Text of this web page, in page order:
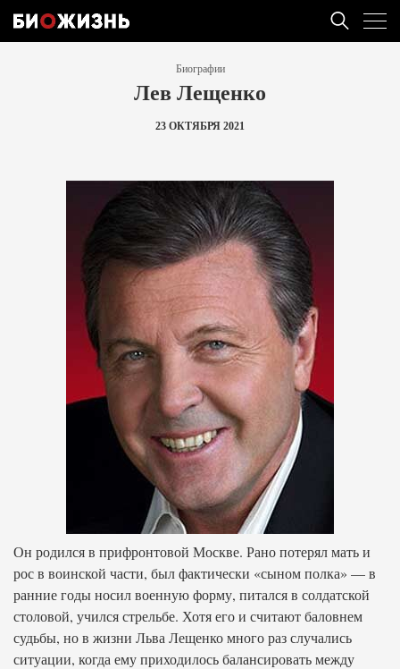
Биографии
Лев Лещенко
23 ОКТЯБРЯ 2021
Он родился в прифронтовой Москве. Рано потерял мать и
рос в воинской части, был фактически «сыном полка» — в
ранние годы носил военную форму, питался в солдатской
столовой, учился стрельбе. Хотя его и считают баловнем
судьбы, но в жизни Льва Лещенко много раз случались
ситуации, когда ему приходилось балансировать между